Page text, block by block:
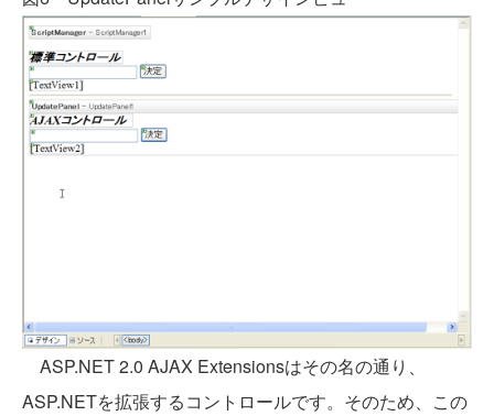
ASP.NET 2.0 AJAX Extensionsはその名の通り、
ASP.NETを拡張するコントロールです。そのため、この